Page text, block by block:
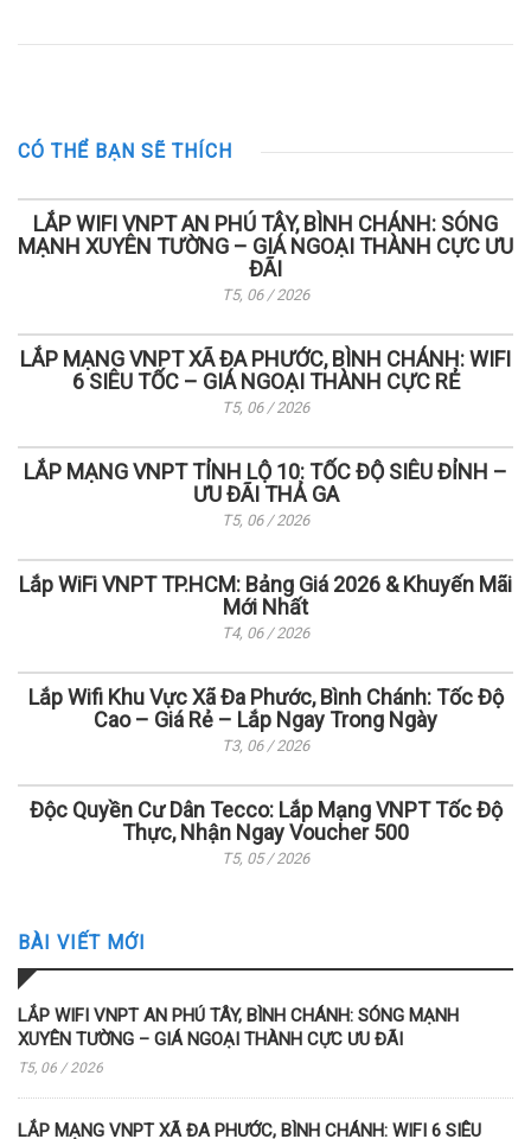
CÓ THỂ BẠN SẼ THÍCH
LẮP WIFI VNPT AN PHÚ TÂY, BÌNH CHÁNH: SÓNG
MẠNH XUYÊN TƯỜNG – GIÁ NGOẠI THÀNH CỰC ƯU
ĐÃI
T5, 06 / 2026
LẮP MẠNG VNPT XÃ ĐA PHƯỚC, BÌNH CHÁNH: WIFI
6 SIÊU TỐC – GIÁ NGOẠI THÀNH CỰC RẺ
T5, 06 / 2026
LẮP MẠNG VNPT TỈNH LỘ 10: TỐC ĐỘ SIÊU ĐỈNH –
ƯU ĐÃI THẢ GA
T5, 06 / 2026
Lắp WiFi VNPT TP.HCM: Bảng Giá 2026 & Khuyến Mãi
Mới Nhất
T4, 06 / 2026
Lắp Wifi Khu Vực Xã Đa Phước, Bình Chánh: Tốc Độ
Cao – Giá Rẻ – Lắp Ngay Trong Ngày
T3, 06 / 2026
Độc Quyền Cư Dân Tecco: Lắp Mạng VNPT Tốc Độ
Thực, Nhận Ngay Voucher 500
T5, 05 / 2026
BÀI VIẾT MỚI
LẮP WIFI VNPT AN PHÚ TÂY, BÌNH CHÁNH: SÓNG MẠNH
XUYÊN TƯỜNG – GIÁ NGOẠI THÀNH CỰC ƯU ĐÃI
T5, 06 / 2026
LẮP MẠNG VNPT XÃ ĐA PHƯỚC, BÌNH CHÁNH: WIFI 6 SIÊU